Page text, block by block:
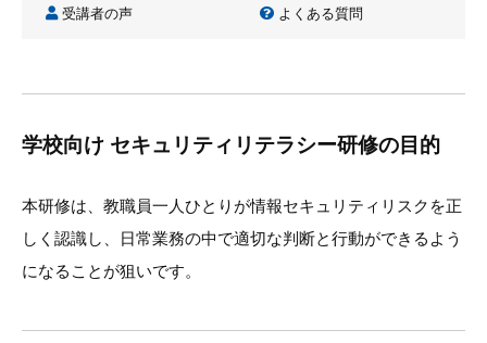
受講者の声 よくある質問
学校向け セキュリティリテラシー研修の目的
本研修は、教職員一人ひとりが情報セキュリティリスクを正
しく認識し、日常業務の中で適切な判断と行動ができるよう
になることが狙いです。